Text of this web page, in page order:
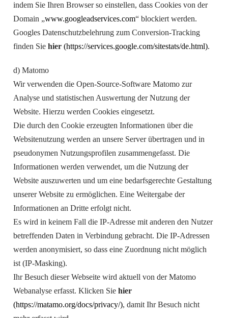
indem Sie Ihren Browser so einstellen, dass Cookies von der
Domain „www.googleadservices.com“ blockiert werden.
Googles Datenschutzbelehrung zum Conversion-Tracking
finden Siehier (https://services.google.com/sitestats/de.html).
d) Matomo
Wir verwenden die Open-Source-Software Matomo zur
Analyse und statistischen Auswertung der Nutzung der
Website. Hierzu werden Cookies eingesetzt.
Die durch den Cookie erzeugten Informationen über die
Websitenutzung werden an unsere Server übertragen und in
pseudonymen Nutzungsprofilen zusammengefasst. Die
Informationen werden verwendet, um die Nutzung der
Website auszuwerten und um eine bedarfsgerechte Gestaltung
unserer Website zu ermöglichen. Eine Weitergabe der
Informationen an Dritte erfolgt nicht.
Es wird in keinem Fall die IP-Adresse mit anderen den Nutzer
betreffenden Daten in Verbindung gebracht. Die IP-Adressen
werden anonymisiert, so dass eine Zuordnung nicht möglich
ist (IP-Masking).
Ihr Besuch dieser Webseite wird aktuell von der Matomo
Webanalyse erfasst. Klicken Siehier
(https://matamo.org/docs/privacy/), damit Ihr Besuch nicht